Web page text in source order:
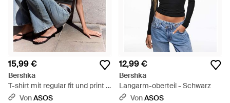
15,99 €
Bershka
T-shirt mit regular fit und print -
Schwarz
VonASOS
12,99 €
Bershka
Langarm-oberteil - Schwarz
VonASOS